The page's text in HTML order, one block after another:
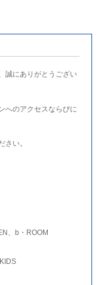
誠にありがとうござい
へのアクセスならびに
さい。
、b・ROOM